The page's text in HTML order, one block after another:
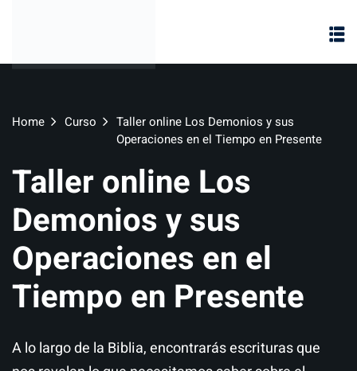
Home Curso
Taller online Los Demonios y sus
Operaciones en el Tiempo en Presente
Taller online Los
Demonios y sus
Operaciones en el
Tiempo en Presente
A lo largo de la Biblia, encontrarás escrituras que